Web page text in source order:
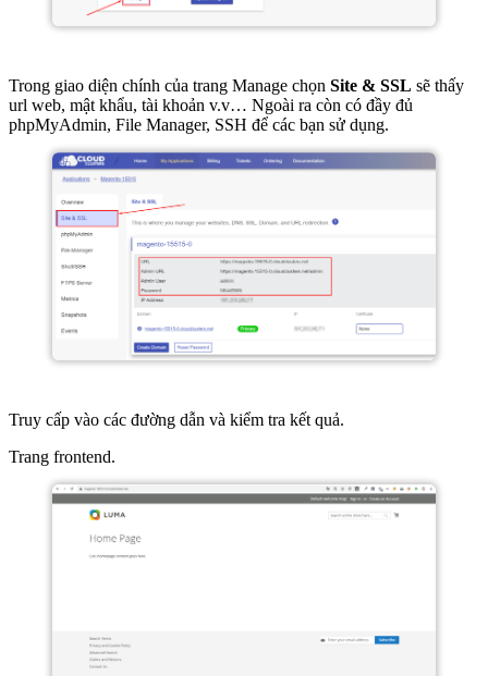
Trong giao diện chính của trang Manage chọn Site & SSL sẽ thấy
url web, mật khẩu, tài khoản v.v… Ngoài ra còn có đầy đủ
phpMyAdmin, File Manager, SSH để các bạn sử dụng.
Truy cấp vào các đường dẫn và kiểm tra kết quả.
Trang frontend.